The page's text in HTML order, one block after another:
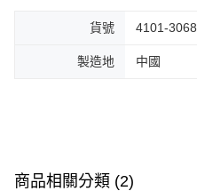
貨號 4101-3068
製造地 中國
商品相關分類 (2)